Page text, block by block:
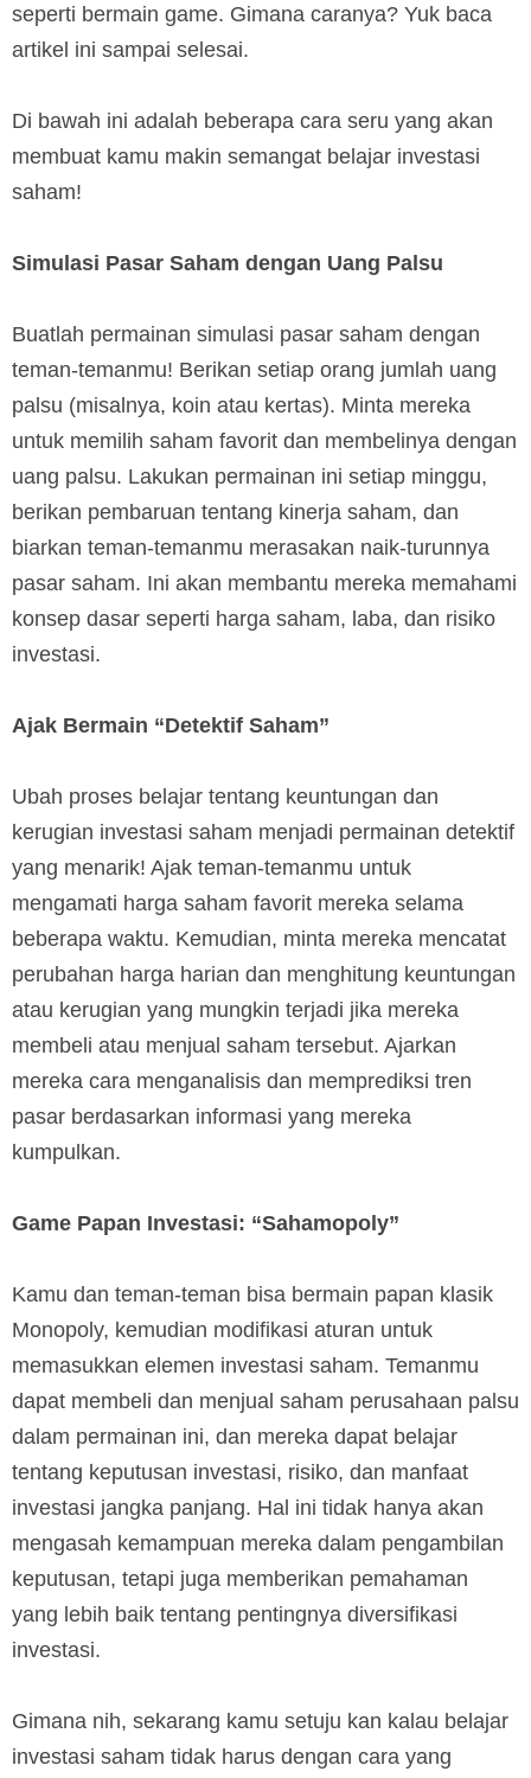
seperti bermain game. Gimana caranya? Yuk baca
artikel ini sampai selesai.
Di bawah ini adalah beberapa cara seru yang akan
membuat kamu makin semangat belajar investasi
saham!
Simulasi Pasar Saham dengan Uang Palsu
Buatlah permainan simulasi pasar saham dengan
teman-temanmu! Berikan setiap orang jumlah uang
palsu (misalnya, koin atau kertas). Minta mereka
untuk memilih saham favorit dan membelinya dengan
uang palsu. Lakukan permainan ini setiap minggu,
berikan pembaruan tentang kinerja saham, dan
biarkan teman-temanmu merasakan naik-turunnya
pasar saham. Ini akan membantu mereka memahami
konsep dasar seperti harga saham, laba, dan risiko
investasi.
Ajak Bermain “Detektif Saham”
Ubah proses belajar tentang keuntungan dan
kerugian investasi saham menjadi permainan detektif
yang menarik! Ajak teman-temanmu untuk
mengamati harga saham favorit mereka selama
beberapa waktu. Kemudian, minta mereka mencatat
perubahan harga harian dan menghitung keuntungan
atau kerugian yang mungkin terjadi jika mereka
membeli atau menjual saham tersebut. Ajarkan
mereka cara menganalisis dan memprediksi tren
pasar berdasarkan informasi yang mereka
kumpulkan.
Game Papan Investasi: “Sahamopoly”
Kamu dan teman-teman bisa bermain papan klasik
Monopoly, kemudian modifikasi aturan untuk
memasukkan elemen investasi saham. Temanmu
dapat membeli dan menjual saham perusahaan palsu
dalam permainan ini, dan mereka dapat belajar
tentang keputusan investasi, risiko, dan manfaat
investasi jangka panjang. Hal ini tidak hanya akan
mengasah kemampuan mereka dalam pengambilan
keputusan, tetapi juga memberikan pemahaman
yang lebih baik tentang pentingnya diversifikasi
investasi.
Gimana nih, sekarang kamu setuju kan kalau belajar
investasi saham tidak harus dengan cara yang